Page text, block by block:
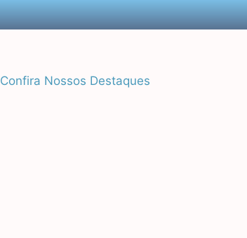
Confira Nossos Destaques